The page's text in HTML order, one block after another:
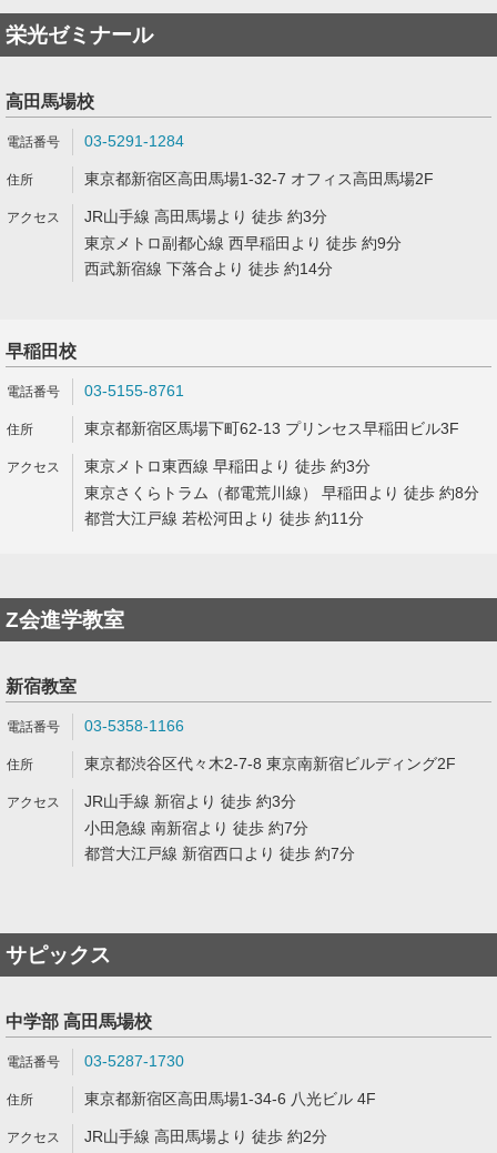
栄光ゼミナール
高田馬場校
03-5291-1284
東京都新宿区高田馬場1-32-7 オフィス高田馬場2F
JR山手線 高田馬場より 徒歩 約3分
東京メトロ副都心線 西早稲田より 徒歩 約9分
西武新宿線 下落合より 徒歩 約14分
早稲田校
03-5155-8761
東京都新宿区馬場下町62-13 プリンセス早稲田ビル3F
東京メトロ東西線 早稲田より 徒歩 約3分
東京さくらトラム（都電荒川線） 早稲田より 徒歩 約8分
都営大江戸線 若松河田より 徒歩 約11分
Z会進学教室
新宿教室
03-5358-1166
東京都渋谷区代々木2-7-8 東京南新宿ビルディング2F
JR山手線 新宿より 徒歩 約3分
小田急線 南新宿より 徒歩 約7分
都営大江戸線 新宿西口より 徒歩 約7分
サピックス
中学部 高田馬場校
03-5287-1730
東京都新宿区高田馬場1-34-6 八光ビル 4F
JR山手線 高田馬場より 徒歩 約2分